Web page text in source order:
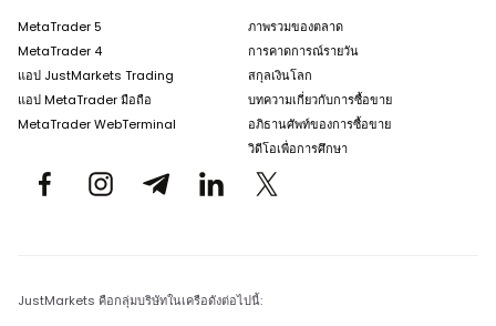
MetaTrader 5
MetaTrader 4
แอป JustMarkets Trading
แอป MetaTrader มือถือ
MetaTrader WebTerminal
ภาพรวมของตลาด
การคาดการณ์รายวัน
สกุลเงินโลก
บทความเกี่ยวกับการซื้อขาย
อภิธานศัพท์ของการซื้อขาย
วิดีโอเพื่อการศึกษา
JustMarkets คือกลุ่มบริษัทในเครือดังต่อไปนี้: